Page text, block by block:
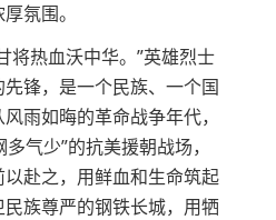
氛围。
将热血沃中华。”英雄烈士
锋，是一个民族、一个国
雨如晦的革命战争年代，
气少”的抗美援朝战场，
赴之，用鲜血和生命筑起
族尊严的钢铁长城，用牺